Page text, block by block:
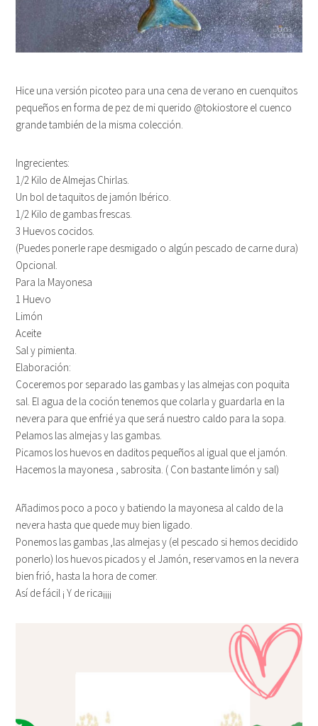
Hice una versión picoteo para una cena de verano en cuenquitos
pequeños en forma de pez de mi querido @tokiostore el cuenco
grande también de la misma colección.
Ingrecientes:
1/2 Kilo de Almejas Chirlas.
Un bol de taquitos de jamón Ibérico.
1/2 Kilo de gambas frescas.
3 Huevos cocidos.
(Puedes ponerle rape desmigado o algún pescado de carne dura)
Opcional.
Para la Mayonesa
1 Huevo
Limón
Aceite
Sal y pimienta.
Elaboración:
Coceremos por separado las gambas y las almejas con poquita
sal. El agua de la coción tenemos que colarla y guardarla en la
nevera para que enfrié ya que será nuestro caldo para la sopa.
Pelamos las almejas y las gambas.
Picamos los huevos en daditos pequeños al igual que el jamón.
Hacemos la mayonesa , sabrosita. ( Con bastante limón y sal)
Añadimos poco a poco y batiendo la mayonesa al caldo de la
nevera hasta que quede muy bien ligado.
Ponemos las gambas ,las almejas y (el pescado si hemos decidido
ponerlo) los huevos picados y el Jamón, reservamos en la nevera
bien frió, hasta la hora de comer.
Así de fácil ¡ Y de rica¡¡¡¡